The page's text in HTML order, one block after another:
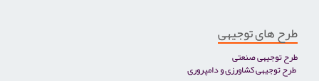
طرح های توجیهی
طرح توجیهی صنعتی
طرح توجیهی کشاورزی و دامپروری